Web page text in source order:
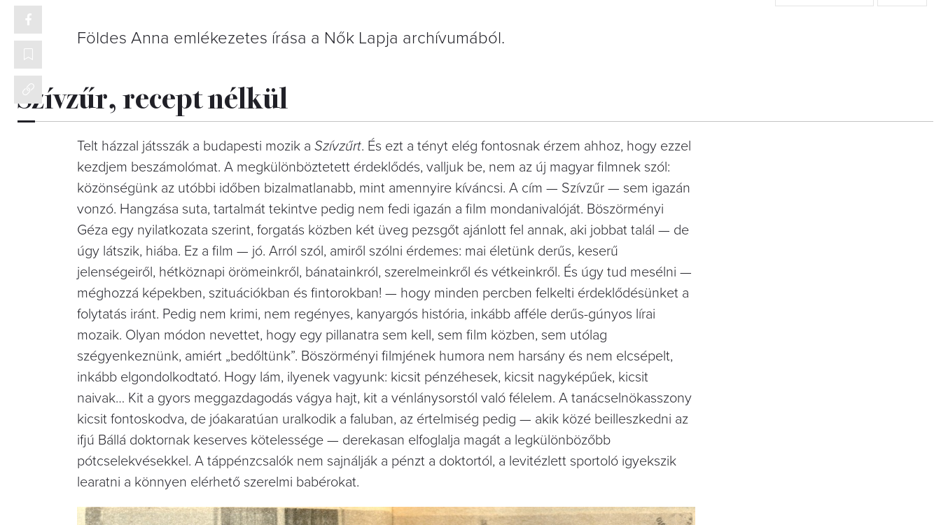
Földes Anna emlékezetes írása a Nők Lapja archívumából.
Szívzűr, recept nélkül
Telt házzal játsszák a budapesti mozik a Szívzűrt. És ezt a tényt elég fontosnak érzem ahhoz, hogy ezzel
kezdjem beszámolómat. A megkülönböztetett érdeklődés, valljuk be, nem az új magyar filmnek szól:
közönségünk az utóbbi időben bizalmatlanabb, mint amennyire kíváncsi. A cím — Szívzűr — sem igazán
vonzó. Hangzása suta, tartalmát tekintve pedig nem fedi igazán a film mondanivalóját. Böszörményi
Géza egy nyilatkozata szerint, forgatás közben két üveg pezsgőt ajánlott fel annak, aki jobbat talál — de
úgy látszik, hiába. Ez a film — jó. Arról szól, amiről szólni érdemes: mai életünk derűs, keserű
jelenségeiről, hétköznapi örömeinkről, bánatainkról, szerelmeinkről és vétkeinkről. És úgy tud mesélni —
méghozzá képekben, szituációkban és fintorokban! — hogy minden percben felkelti érdeklődésünket a
folytatás iránt. Pedig nem krimi, nem regényes, kanyargós história, inkább afféle derűs-gúnyos lírai
mozaik. Olyan módon nevettet, hogy egy pillanatra sem kell, sem film közben, sem utólag
szégyenkeznünk, amiért „bedőltünk”. Böszörményi filmjének humora nem harsány és nem elcsépelt,
inkább elgondolkodtató. Hogy lám, ilyenek vagyunk: kicsit pénzéhesek, kicsit nagyképűek, kicsit
naivak… Kit a gyors meggazdagodás vágya hajt, kit a vénlánysorstól való félelem. A tanácselnökasszony
kicsit fontoskodva, de jóakaratúan uralkodik a faluban, az értelmiség pedig — akik közé beilleszkedni az
ifjú Bállá doktornak keserves kötelessége — derekasan elfoglalja magát a legkülönbözőbb
pótcselekvésekkel. A táppénzcsalók nem sajnálják a pénzt a doktortól, a levitézlett sportoló igyekszik
learatni a könnyen elérhető szerelmi babérokat.